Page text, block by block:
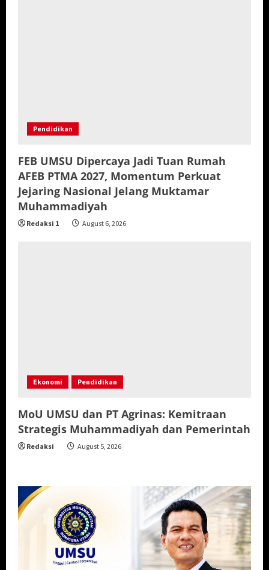
Pendidikan
FEB UMSU Dipercaya Jadi Tuan Rumah
AFEB PTMA 2027, Momentum Perkuat
Jejaring Nasional Jelang Muktamar
Muhammadiyah
Redaksi 1 August 6, 2026
Ekonomi Pendidikan
MoU UMSU dan PT Agrinas: Kemitraan
Strategis Muhammadiyah dan Pemerintah
Redaksi August 5, 2026